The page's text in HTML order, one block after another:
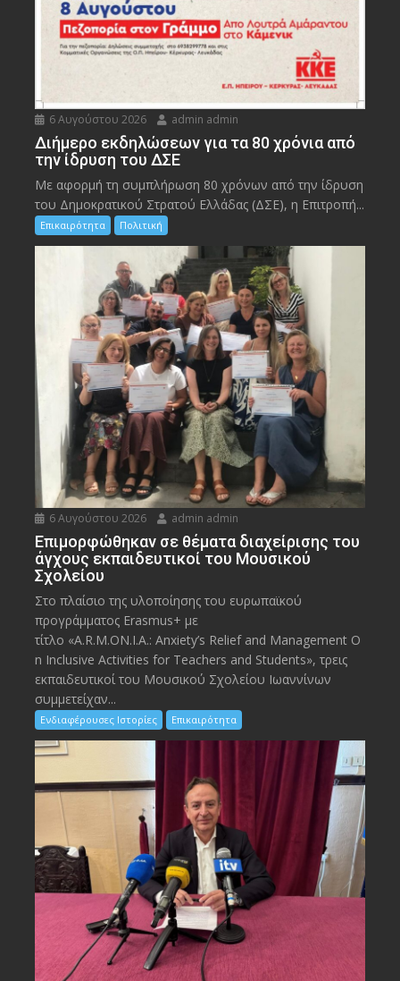
6 Αυγούστου 2026 admin admin
Διήμερο εκδηλώσεων για τα 80 χρόνια από
την ίδρυση του ΔΣΕ
Με αφορμή τη συμπλήρωση 80 χρόνων από την ίδρυση
του Δημοκρατικού Στρατού Ελλάδας (ΔΣΕ), η Επιτροπή...
Επικαιρότητα Πολιτική
6 Αυγούστου 2026 admin admin
Eπιμορφώθηκαν σε θέματα διαχείρισης του
άγχους εκπαιδευτικοί του Μουσικού
Σχολείου
Στο πλαίσιο της υλοποίησης του ευρωπαϊκού
προγράμματος Erasmus+ με
τίτλο «A.R.M.ON.I.A.: Anxiety’s Relief and Management O
n Inclusive Activities for Teachers and Students», τρεις
εκπαιδευτικοί του Μουσικού Σχολείου Ιωαννίνων
συμμετείχαν...
Ενδιαφέρουσες Ιστορίες Επικαιρότητα